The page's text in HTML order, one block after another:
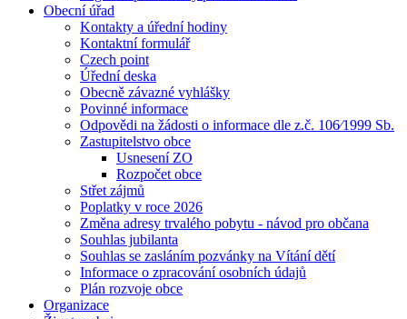
Obecní úřad
Kontakty a úřední hodiny
Kontaktní formulář
Czech point
Úřední deska
Obecně závazné vyhlášky
Povinné informace
Odpovědi na žádosti o informace dle z.č. 106⁄1999 Sb.
Zastupitelstvo obce
Usnesení ZO
Rozpočet obce
Střet zájmů
Poplatky v roce 2026
Změna adresy trvalého pobytu - návod pro občana
Souhlas jubilanta
Souhlas se zasláním pozvánky na Vítání dětí
Informace o zpracování osobních údajů
Plán rozvoje obce
Organizace